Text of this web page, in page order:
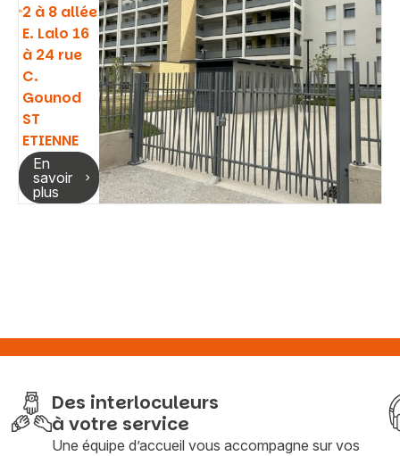
2 à 8 allée
E. Lalo 16
à 24 rue
C.
Gounod
ST
ETIENNE
En
savoir
plus
Des interloculeurs
à votre service
Une équipe d’accueil vous accompagne sur vos